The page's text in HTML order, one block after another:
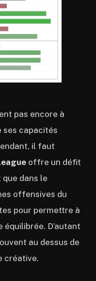
pas encore à
ses capacités
il faut
offre un défit
dans le
offensives du
pour permettre à
équilibrée. D’autant
au dessus de
créative.